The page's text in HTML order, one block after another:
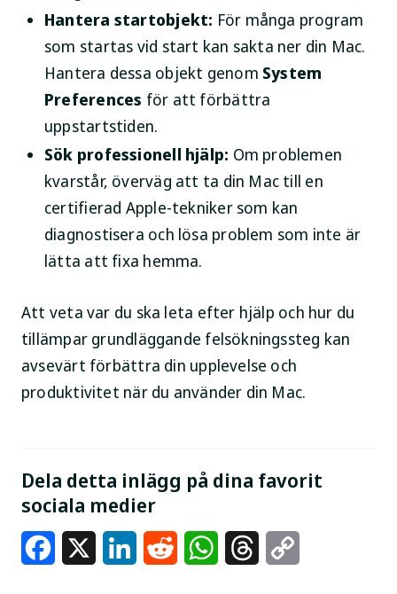
Hantera startobjekt: För många program
som startas vid start kan sakta ner din Mac.
Hantera dessa objekt genom System
Preferences för att förbättra
uppstartstiden.
Sök professionell hjälp: Om problemen
kvarstår, överväg att ta din Mac till en
certifierad Apple-tekniker som kan
diagnostisera och lösa problem som inte är
lätta att fixa hemma.
Att veta var du ska leta efter hjälp och hur du
tillämpar grundläggande felsökningssteg kan
avsevärt förbättra din upplevelse och
produktivitet när du använder din Mac.
Dela detta inlägg på dina favorit
sociala medier
Facebook LinkedInReddit WhatsAppThreads